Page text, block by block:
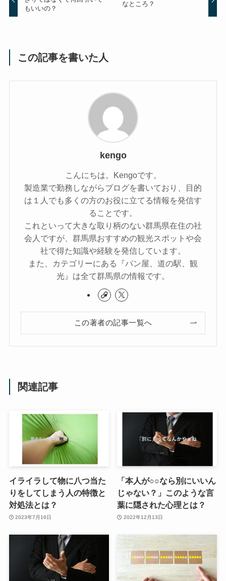
もいいの？
なところ？
この記事を書いた人
kengo
こんにちは。Kengoです。
製造業で勤務しながらブログを書いており、目的
は１人でも多くの方のお役に立てる情報を発信す
ることです。
これといって大きな取り柄のない群馬県在住の社
会人ですが、群馬県おすすめの観光スポットや会
社で得た知識や経験を発信しています。
また、カテゴリーにある『パン屋、道の駅、観
光』は全て群馬県の情報です。
この著者の記事一覧へ
関連記事
イライラして物に八つ当た
りをしてしまう人の特徴と
対処法とは？
2023年7月16日
「本人が○○なら別にいいん
じゃない？」このような言
葉に隠された心理とは？
2022年12月13日